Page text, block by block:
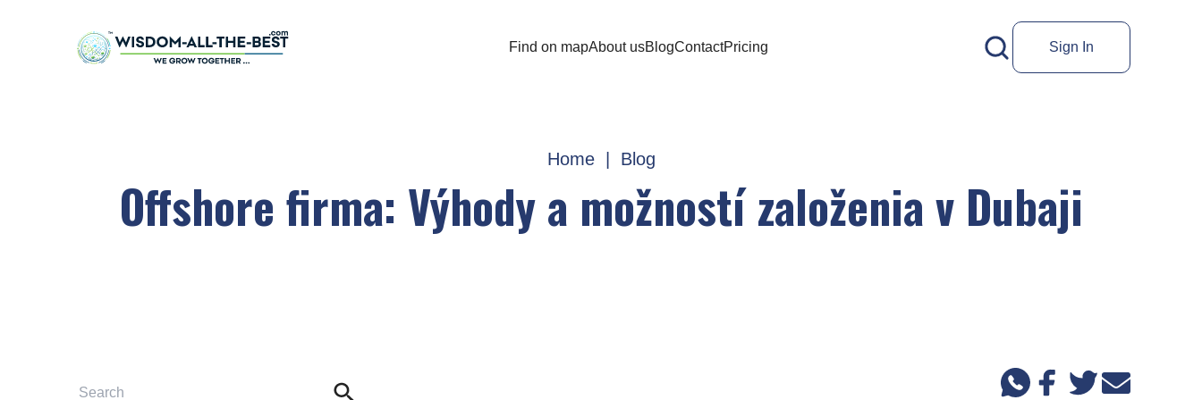
Find on mapAbout usBlogContactPricing Sign In
Home| Blog
Offshore firma: Výhody a možností založenia v Dubaji